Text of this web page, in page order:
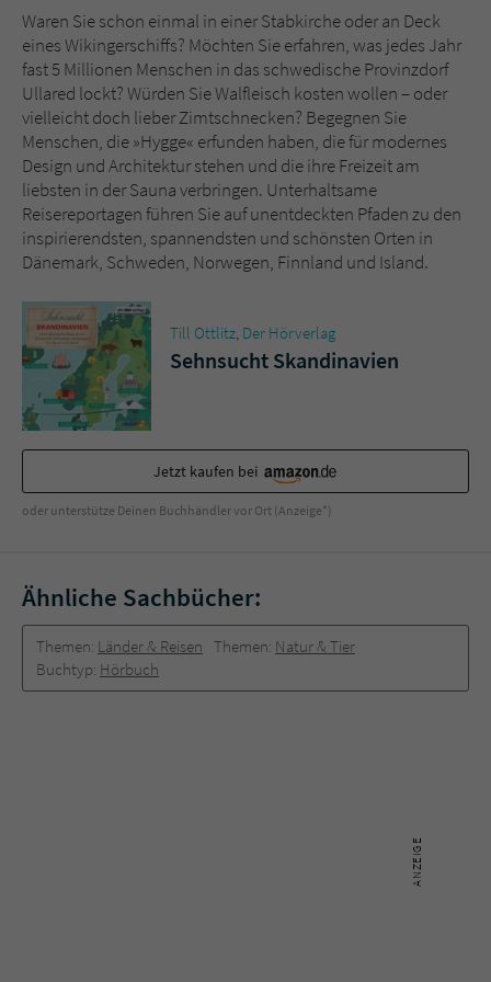
Waren Sie schon einmal in einer Stabkirche oder an Deck
eines Wikingerschiffs? Möchten Sie erfahren, was jedes Jahr
fast 5 Millionen Menschen in das schwedische Provinzdorf
Ullared lockt? Würden Sie Walfleisch kosten wollen – oder
vielleicht doch lieber Zimtschnecken? Begegnen Sie
Menschen, die »Hygge« erfunden haben, die für modernes
Design und Architektur stehen und die ihre Freizeit am
liebsten in der Sauna verbringen. Unterhaltsame
Reisereportagen führen Sie auf unentdeckten Pfaden zu den
inspirierendsten, spannendsten und schönsten Orten in
Dänemark, Schweden, Norwegen, Finnland und Island.
Till Ottlitz Der Hörverlag
Sehnsucht Skandinavien
Jetzt kaufen bei
oder unterstütze Deinen Buchhändler vor Ort (Anzeige*)
Ähnliche Sachbücher:
Themen: Länder & Reisen Themen: Natur & Tier
Buchtyp: Hörbuch
Name tx_pwcomments_ahash
Anbieter Literatur-Couch Medien GmbH & Co. KG
Laufzeit 1 Jahr
Zweck Cookie für Kommentare einzelner Buchtitel
fe_typo_user
Anbieter Literatur-Couch Medien GmbH & Co. KG
Laufzeit Session
Kommunikation der Webseite mit dem
Benutzer. Es wird benötigt um z. B. den
Sicherheitscode des Kontaktformulars zu
überprüfen.